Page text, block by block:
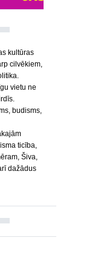
kultūras
cilvēkiem,
vietu ne
budisms,
ticība,
Šiva,
dažādus